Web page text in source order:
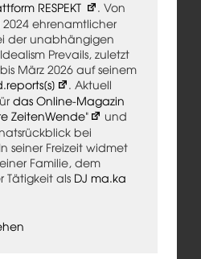
RESPEKT
. Von
2024 ehrenamtlicher
der unabhängigen
Prevails, zuletzt
März 2026 auf seinem
. Aktuell
das Online-Magazin
ZeitenWende"
und
bei
seiner Freizeit widmet
Familie, dem
Tätigkeit als DJ ma.ka